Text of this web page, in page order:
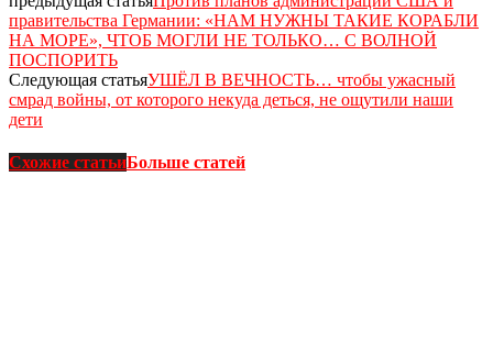
правительства Германии: «НАМ НУЖНЫ ТАКИЕ КОРАБЛИ
НА МОРЕ», ЧТОБ МОГЛИ НЕ ТОЛЬКО… С ВОЛНОЙ
ПОСПОРИТЬ
Следующая статьяУШЁЛ В ВЕЧНОСТЬ… чтобы ужасный
смрад войны, от которого некуда деться, не ощутили наши
дети
Схожие статьиБольше статей